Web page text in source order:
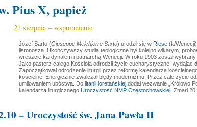
Pius X, papież
21 sierpnia – wspomnienie
Józef Sarto (Giuseppe Melchiorre Sarto) urodził się w Riese(k/Wenecji)
listonosza. Ukończywszy studia teologiczne był kolejno wikarym,
wreszcie kardynałem i patriarchą Wenecji. W roku 1903 został wybrany
Jako pasterz całego Kościoła odrodził życie eucharystyczne, wydając
Zapoczątkował odrodzenie liturgii przez reformę kalendarza
kościelne. Energicznie zwalczał błędy modernizmu. Przez całe życie
umiłowaniem ubóstwa. Do litanii loretańskiejdodał wezwanie „Królowo
kalendarza liturgicznego Uroczystość NMP Częstochowskiej. Zmarł
– Uroczystość św. Jana Pawła II